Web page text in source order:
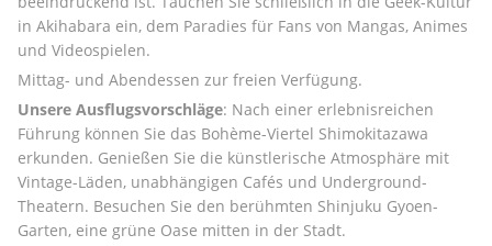
in Akihabara ein, dem Paradies für Fans von Mangas, Animes
und Videospielen.
Mittag- und Abendessen zur freien Verfügung.
Unsere Ausflugsvorschläge: Nach einer erlebnisreichen
Führung können Sie das Bohème-Viertel Shimokitazawa
erkunden. Genießen Sie die künstlerische Atmosphäre mit
Vintage-Läden, unabhängigen Cafés und Underground-
Theatern. Besuchen Sie den berühmten Shinjuku Gyoen-
Garten, eine grüne Oase mitten in der Stadt.